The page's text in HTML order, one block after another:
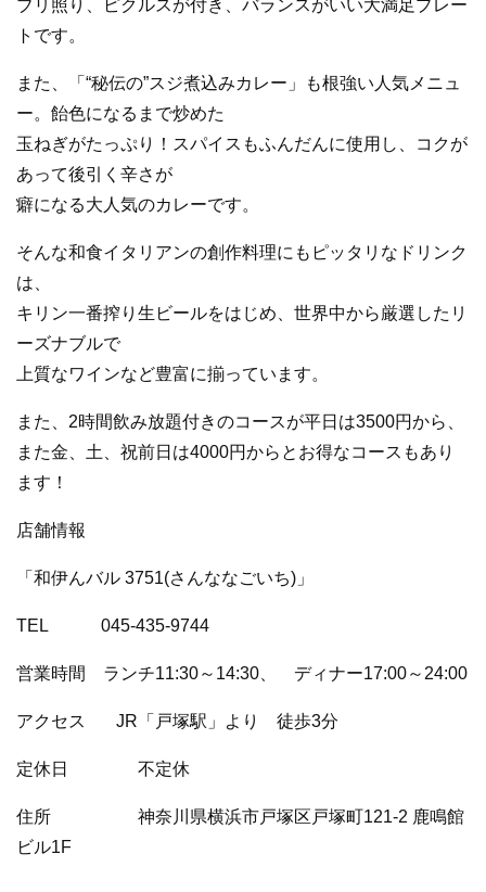
ブリ照り、ピクルスが付き、バランスがいい大満足プレー
トです。
また、「“秘伝の”スジ煮込みカレー」も根強い人気メニュ
ー。飴色になるまで炒めた
玉ねぎがたっぷり！スパイスもふんだんに使用し、コクが
あって後引く辛さが
癖になる大人気のカレーです。
そんな和食イタリアンの創作料理にもピッタリなドリンク
は、
キリン一番搾り生ビールをはじめ、世界中から厳選したリ
ーズナブルで
上質なワインなど豊富に揃っています。
また、2時間飲み放題付きのコースが平日は3500円から、
また金、土、祝前日は4000円からとお得なコースもあり
ます！
店舗情報
「和伊んバル 3751(さんななごいち)」
TEL 045-435-9744
営業時間 ランチ11:30～14:30、 ディナー17:00～24:00
アクセス JR「戸塚駅」より 徒歩3分
定休日 不定休
住所 神奈川県横浜市戸塚区戸塚町121-2 鹿鳴館
ビル1F